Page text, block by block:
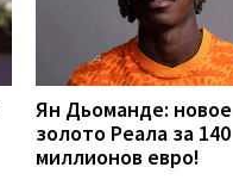
Ян Дьоманде: новое
золото Реала за 140
миллионов евро!